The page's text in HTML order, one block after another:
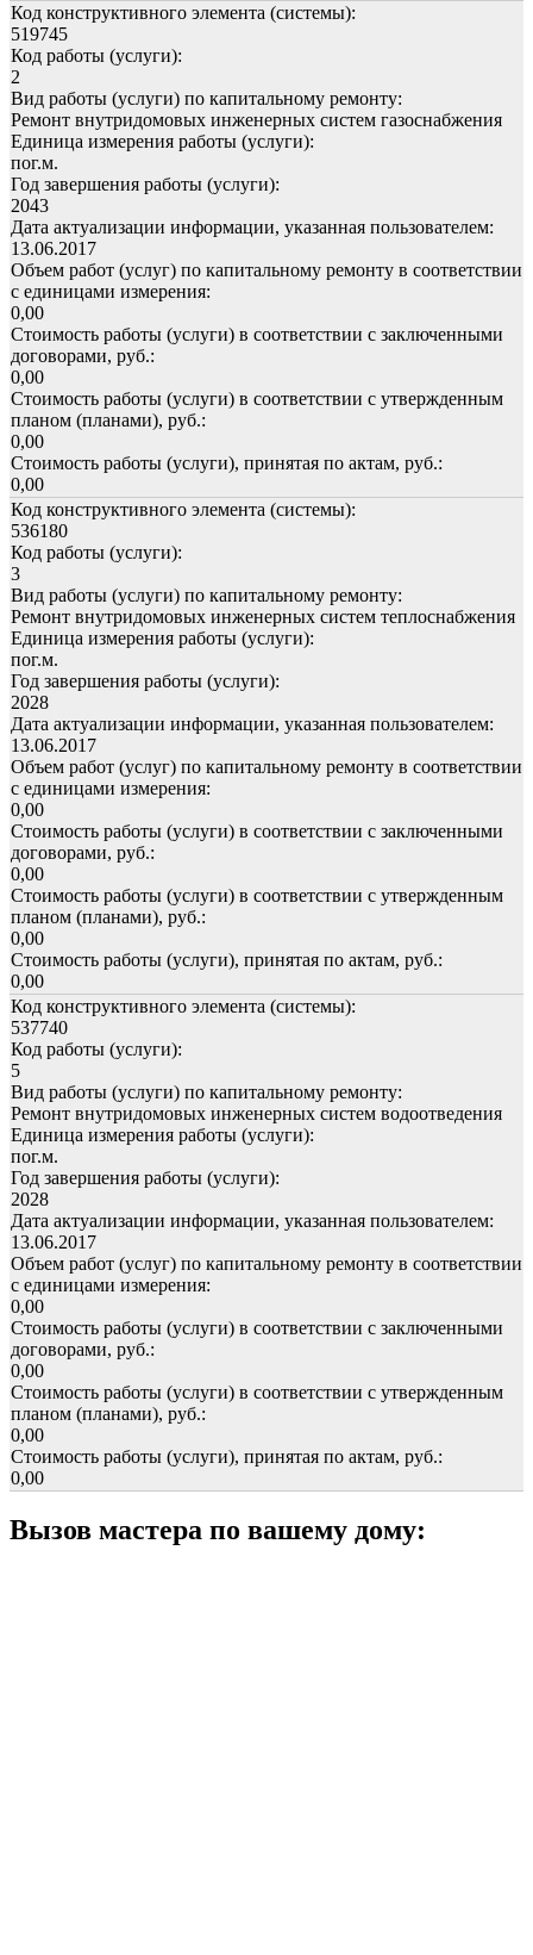
Код конструктивного элемента (системы):
519745
Код работы (услуги):
2
Вид работы (услуги) по капитальному ремонту:
Ремонт внутридомовых инженерных систем газоснабжения
Единица измерения работы (услуги):
пог.м.
Год завершения работы (услуги):
2043
Дата актуализации информации, указанная пользователем:
13.06.2017
Объем работ (услуг) по капитальному ремонту в соответствии
с единицами измерения:
0,00
Стоимость работы (услуги) в соответствии с заключенными
договорами, руб.:
0,00
Стоимость работы (услуги) в соответствии с утвержденным
планом (планами), руб.:
0,00
Стоимость работы (услуги), принятая по актам, руб.:
0,00
Код конструктивного элемента (системы):
536180
Код работы (услуги):
3
Вид работы (услуги) по капитальному ремонту:
Ремонт внутридомовых инженерных систем теплоснабжения
Единица измерения работы (услуги):
пог.м.
Год завершения работы (услуги):
2028
Дата актуализации информации, указанная пользователем:
13.06.2017
Объем работ (услуг) по капитальному ремонту в соответствии
с единицами измерения:
0,00
Стоимость работы (услуги) в соответствии с заключенными
договорами, руб.:
0,00
Стоимость работы (услуги) в соответствии с утвержденным
планом (планами), руб.:
0,00
Стоимость работы (услуги), принятая по актам, руб.:
0,00
Код конструктивного элемента (системы):
537740
Код работы (услуги):
5
Вид работы (услуги) по капитальному ремонту:
Ремонт внутридомовых инженерных систем водоотведения
Единица измерения работы (услуги):
пог.м.
Год завершения работы (услуги):
2028
Дата актуализации информации, указанная пользователем:
13.06.2017
Объем работ (услуг) по капитальному ремонту в соответствии
с единицами измерения:
0,00
Стоимость работы (услуги) в соответствии с заключенными
договорами, руб.:
0,00
Стоимость работы (услуги) в соответствии с утвержденным
планом (планами), руб.:
0,00
Стоимость работы (услуги), принятая по актам, руб.:
0,00
Вызов мастера по вашему дому: